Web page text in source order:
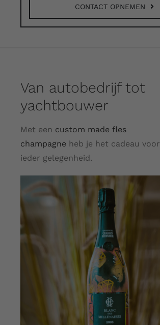
CONTACT OPNEMEN
Van autobedrijf tot
yachtbouwer
Met een custom made fles
champagne heb je het cadeau voor
ieder gelegenheid.